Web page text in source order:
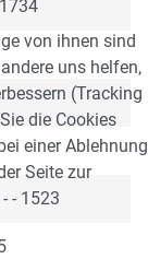
- 1523
von ihnen sind
uns helfen,
(Tracking
die Cookies
einer Ablehnung
Seite zur